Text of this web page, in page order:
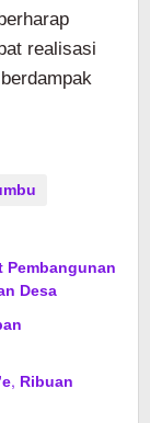
realisasi
Pembangunan
Desa
Ribuan